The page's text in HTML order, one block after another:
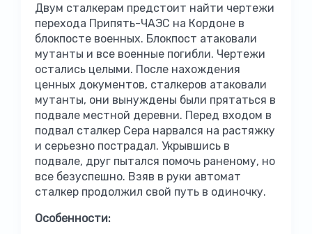
Двум сталкерам предстоит найти чертежи
перехода Припять-ЧАЭС на Кордоне в
блокпосте военных. Блокпост атаковали
мутанты и все военные погибли. Чертежи
остались целыми. После нахождения
ценных документов, сталкеров атаковали
мутанты, они вынуждены были прятаться в
подвале местной деревни. Перед входом в
подвал сталкер Сера нарвался на растяжку
и серьезно пострадал. Укрывшись в
подвале, друг пытался помочь раненому, но
все безуспешно. Взяв в руки автомат
сталкер продолжил свой путь в одиночку.
Особенности: